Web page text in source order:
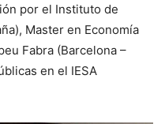
por el Instituto de
Master en Economía
Fabra (Barcelona –
en el IESA